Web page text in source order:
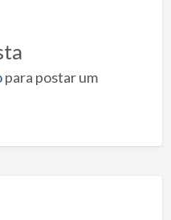
para postar um